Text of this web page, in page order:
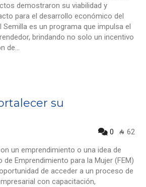
demostraron su viabilidad y
para el desarrollo económico del
Semilla es un programa que impulsa el
brindando no solo un incentivo
de…
su
0 62
un emprendimiento o una idea de
de Emprendimiento para la Mujer (FEM)
de acceder a un proceso de
con capacitación,